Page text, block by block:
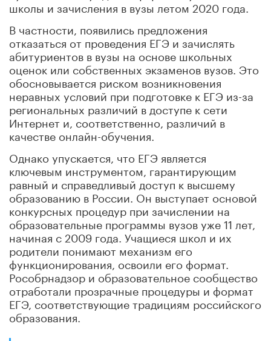
школы и зачисления в вузы летом 2020 года.
В частности, появились предложения
отказаться от проведения ЕГЭ и зачислять
абитуриентов в вузы на основе школьных
оценок или собственных экзаменов вузов. Это
обосновывается риском возникновения
неравных условий при подготовке к ЕГЭ из-за
региональных различий в доступе к сети
Интернет и, соответственно, различий в
качестве онлайн-обучения.
Однако упускается, что ЕГЭ является
ключевым инструментом, гарантирующим
равный и справедливый доступ к высшему
образованию в России. Он выступает основой
конкурсных процедур при зачислении на
образовательные программы вузов уже 11 лет,
начиная с 2009 года. Учащиеся школ и их
родители понимают механизм его
функционирования, освоили его формат.
Рособрнадзор и образовательное сообщество
отработали прозрачные процедуры и формат
ЕГЭ, соответствующие традициям российского
образования.